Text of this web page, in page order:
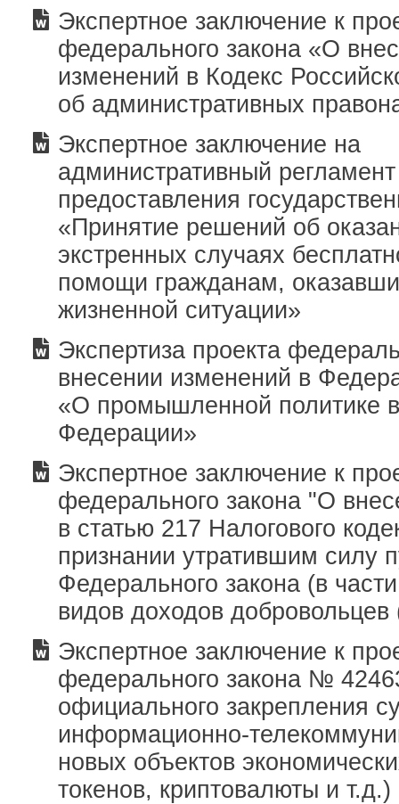
Экспертное заключение к
федерального закона «О
изменений в Кодекс
об административных
Экспертное заключение на
административный регламент
предоставления
«Принятие решений об
экстренных случаях
помощи гражданам,
жизненной ситуации»
Экспертиза проекта
внесении изменений в
«О промышленной политике
Федерации»
Экспертное заключение к
федерального закона "О
в статью 217 Налогового
признании утратившим силу
Федерального закона (в
видов доходов добровольцев
Экспертное заключение к
федерального закона №
официального закрепления
информационно-
новых объектов
токенов, криптовалюты и т.д.)